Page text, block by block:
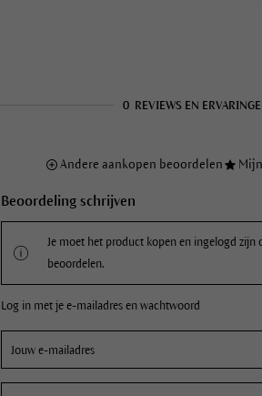
0 REVIEWS EN
Andere aankopen beoordelen
Beoordeling schrijven
Je moet het product kopen en ingelogd zijn
beoordelen.
Log in met je e-mailadres en wachtwoord